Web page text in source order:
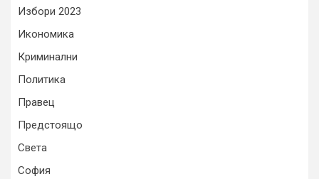
Избори 2023
Икономика
Криминални
Политика
Правец
Предстоящо
Света
София